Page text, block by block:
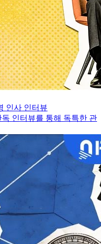
인사 인터뷰
인터뷰를 통해 독특한 관